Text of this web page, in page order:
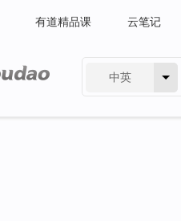
有道精品课 云笔记
中英